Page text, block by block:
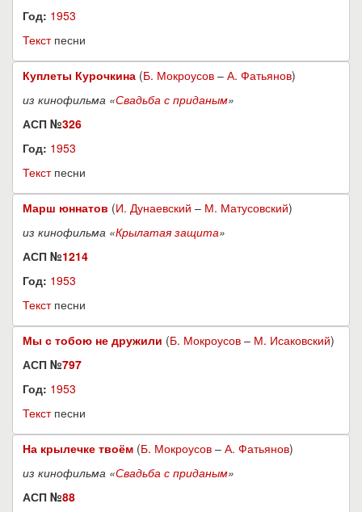
Год: 1953
Текстпесни
Куплеты Курочкина (Б. Мокроусов – А. Фатьянов)
из кинофильма «Свадьба с приданым»
АСП №326
Год: 1953
Текстпесни
Марш юннатов (И. Дунаевский – М. Матусовский)
из кинофильма «Крылатая защита»
АСП №1214
Год: 1953
Текстпесни
Мы с тобою не дружили (Б. Мокроусов – М. Исаковский)
АСП №797
Год: 1953
Текстпесни
На крылечке твоём (Б. Мокроусов – А. Фатьянов)
из кинофильма «Свадьба с приданым»
АСП №88